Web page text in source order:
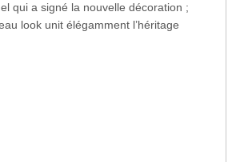
qui a signé la nouvelle décoration ;
look unit élégamment l’héritage